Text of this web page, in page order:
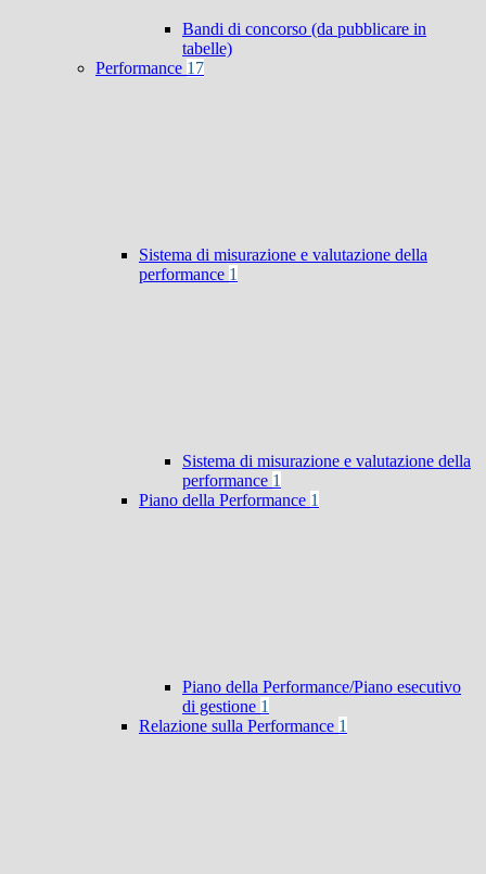
Bandi di concorso (da pubblicare in
tabelle)
Performance 17
Sistema di misurazione e valutazione della
performance 1
Sistema di misurazione e valutazione della
performance 1
Piano della Performance 1
Piano della Performance/Piano esecutivo
di gestione 1
Relazione sulla Performance 1